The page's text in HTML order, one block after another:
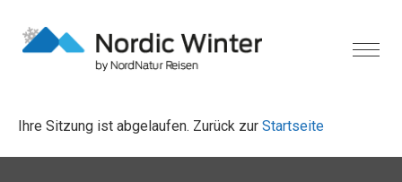
Ihre Sitzung ist abgelaufen. Zurück zur Startseite